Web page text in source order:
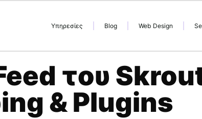
Υπηρεσίες Blog Web Design
του
& Plugins